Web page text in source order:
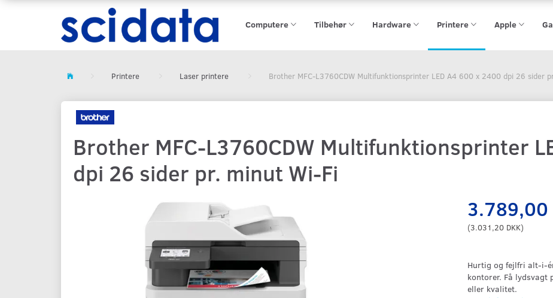
Computere Tilbehør Hardware Printere Apple
Printere Laser printere Brother MFC-L3760CDW Multifunktionsprinter LED A4 600 x 2400 dpi 26 sider
Brother MFC-L3760CDW Multifunktionsprinter
dpi 26 sider pr. minut Wi-Fi
3.789,00
(3.031,20 DKK)
Hurtig og fejlfri alt-i-
kontorer. Få lydsvagt
eller kvalitet.